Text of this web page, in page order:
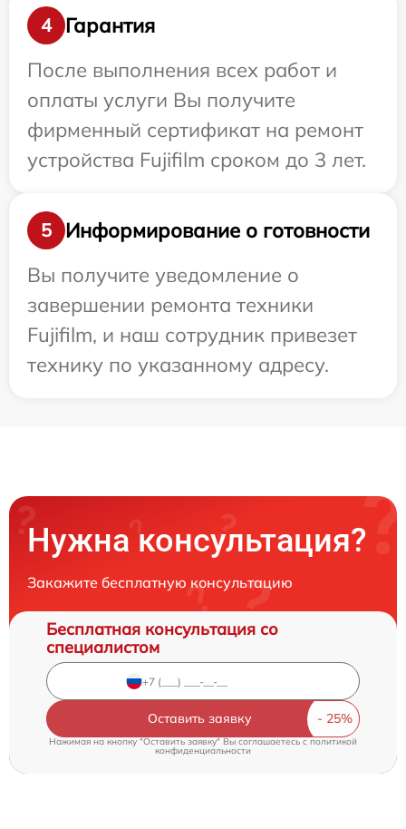
4
Гарантия
После выполнения всех работ и
оплаты услуги Вы получите
фирменный сертификат на ремонт
устройства Fujifilm сроком до 3 лет.
5
Информирование о готовности
Вы получите уведомление о
завершении ремонта техники
Fujifilm, и наш сотрудник привезет
технику по указанному адресу.
Нужна консультация?
Закажите бесплатную консультацию
Бесплатная консультация со
специалистом
Оставить заявку
Нажимая на кнопку "Оставить заявку" Вы соглашаетесь c политикой
конфиденциальности